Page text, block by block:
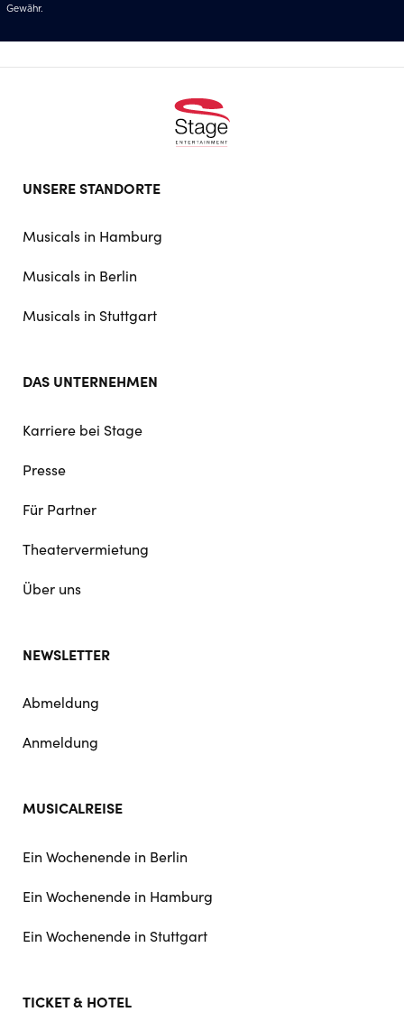
Gewähr.
doormat
UNSERE STANDORTE
Musicals in Hamburg
Musicals in Berlin
Musicals in Stuttgart
DAS UNTERNEHMEN
Karriere bei Stage
Presse
Für Partner
Theatervermietung
Über uns
NEWSLETTER
Abmeldung
Anmeldung
MUSICALREISE
Ein Wochenende in Berlin
Ein Wochenende in Hamburg
Ein Wochenende in Stuttgart
TICKET & HOTEL